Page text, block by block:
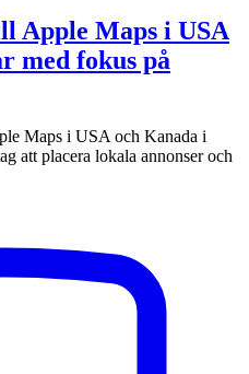
Apple Maps i USA
med fokus på
Maps i USA och Kanada i
att placera lokala annonser och